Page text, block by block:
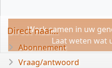
Werk samen in uw
Laat weten wat
Direct naar...
Abonnement
Vraag/antwoord